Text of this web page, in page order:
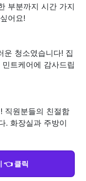
부분까지 시간 가지
어요!
운 청소였습니다! 집
트케어에 감사드립
직원분들의 친절함
. 화장실과 주방이
👈 클릭